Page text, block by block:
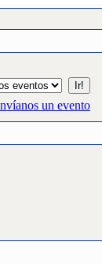
un evento